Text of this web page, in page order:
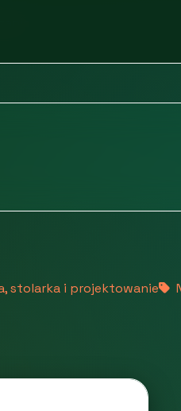
stolarka i projektowanie